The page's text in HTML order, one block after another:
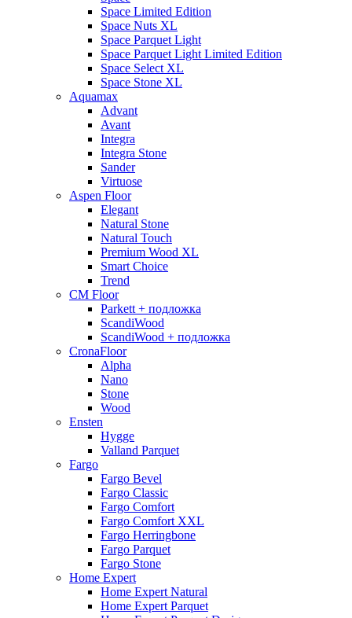
Space Limited Edition
Space Nuts XL
Space Parquet Light
Space Parquet Light Limited Edition
Space Select XL
Space Stone XL
Aquamax
Advant
Avant
Integra
Integra Stone
Sander
Virtuose
Aspen Floor
Elegant
Natural Stone
Natural Touch
Premium Wood XL
Smart Choice
Trend
CM Floor
Parkett + подложка
ScandiWood
ScandiWood + подложка
CronaFloor
Alpha
Nano
Stone
Wood
Ensten
Hygge
Valland Parquet
Fargo
Fargo Bevel
Fargo Classic
Fargo Comfort
Fargo Comfort XXL
Fargo Herringbone
Fargo Parquet
Fargo Stone
Home Expert
Home Expert Natural
Home Expert Parquet